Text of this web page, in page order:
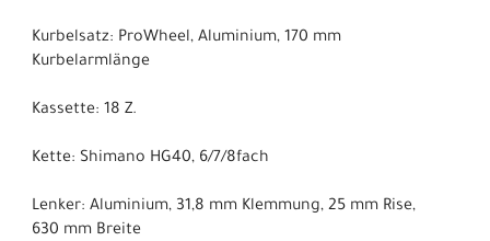
Kurbelsatz: ProWheel, Aluminium, 170 mm
Kurbelarmlänge
Kassette: 18 Z.
Kette: Shimano HG40, 6/7/8fach
Lenker: Aluminium, 31,8 mm Klemmung, 25 mm Rise,
630 mm Breite